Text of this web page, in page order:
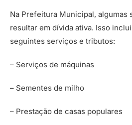
Na Prefeitura Municipal, algumas
resultar em dívida ativa. Isso
seguintes serviços e tributos:
– Serviços de máquinas
– Sementes de milho
– Prestação de casas populares